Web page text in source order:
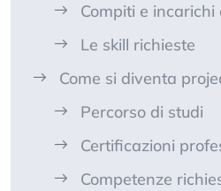
Compiti e incarichi
Le skill richieste
Come si diventa
Percorso di studi
Certificazioni
Competenze